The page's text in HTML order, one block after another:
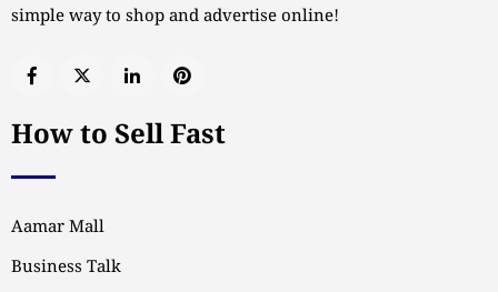
simple way to shop and advertise online!
How to Sell Fast
Aamar Mall
Business Talk